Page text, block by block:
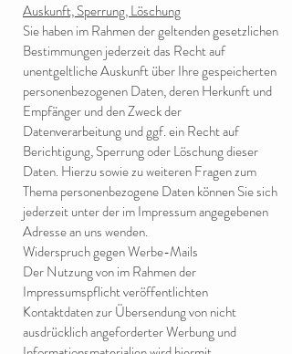
Auskunft, Sperrung, Löschung
Sie haben im Rahmen der geltenden gesetzlichen
Bestimmungen jederzeit das Recht auf
unentgeltliche Auskunft über Ihre gespeicherten
personenbezogenen Daten, deren Herkunft und
Empfänger und den Zweck der
Datenverarbeitung und ggf. ein Recht auf
Berichtigung, Sperrung oder Löschung dieser
Daten. Hierzu sowie zu weiteren Fragen zum
Thema personenbezogene Daten können Sie sich
jederzeit unter der im Impressum angegebenen
Adresse an uns wenden.
Widerspruch gegen Werbe-Mails
Der Nutzung von im Rahmen der
Impressumspflicht veröffentlichten
Kontaktdaten zur Übersendung von nicht
ausdrücklich angeforderter Werbung und